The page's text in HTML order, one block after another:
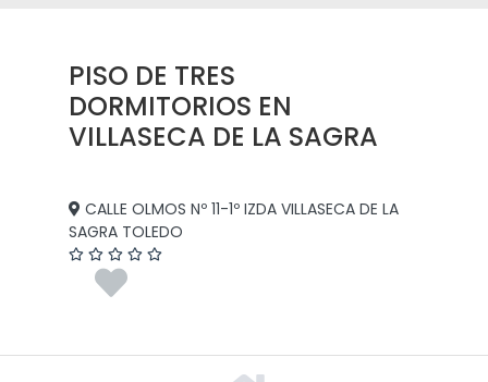
PISO DE TRES
DORMITORIOS EN
VILLASECA DE LA SAGRA
CALLE OLMOS Nº 11-1º IZDA VILLASECA DE LA
SAGRA TOLEDO